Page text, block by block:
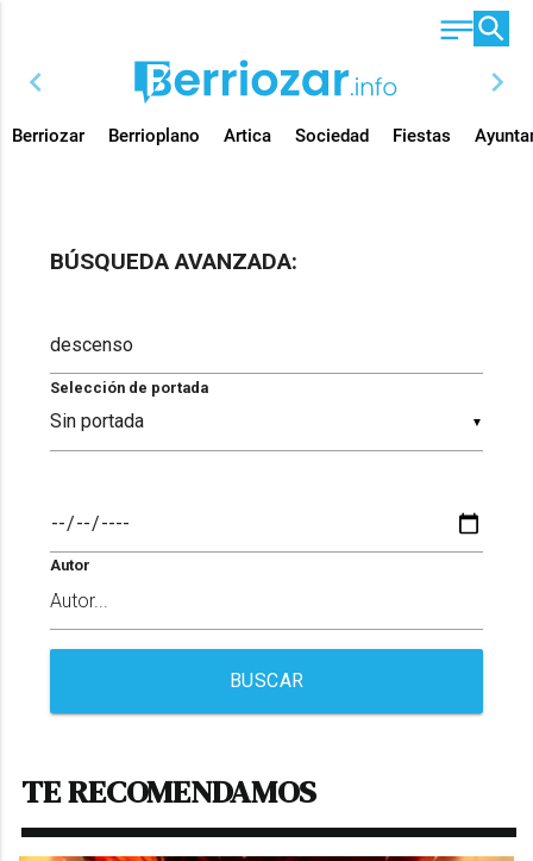
chevron_left chevron_right
Berriozar Berrioplano Artica Sociedad Fiestas
BÚSQUEDA AVANZADA:
▼
Selección de portada
Autor
BUSCAR
TE RECOMENDAMOS